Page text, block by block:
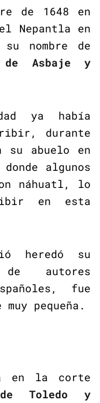
de 1648 en
Nepantla en
nombre de
de Asbaje y
ya había
durante
abuelo en
algunos
náhuatl, lo
en esta
heredó su
autores
fue
pequeña.
en la corte
Toledo y